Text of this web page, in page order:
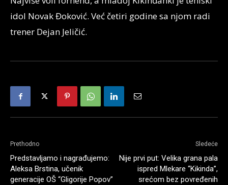
idol Novak Đoković. Već četiri godine sa njom radi
trener Dejan Jeličić.
Prethodno
Predstavljamo i nagrađujemo:
Aleksa Brstina, učenik
generacije OŠ “Gligorije Popov”
Sledeće
Nije prvi put: Velika grana pala
ispred Mlekare “Kikinda”,
srećom bez povređenih